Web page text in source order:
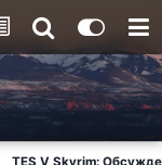
TES V Skyrim: